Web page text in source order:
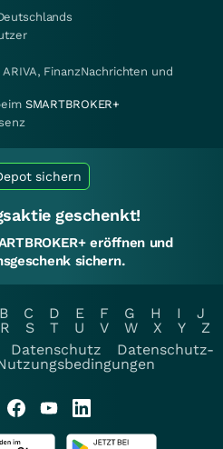
FinanzNachrichten und
SMARTBROKER+
sichern
geschenkt!
eröffnen und
sichern.
B C D E F G H I
J
R S T U V W X Y
Z
Datenschutz
Datenschutz-